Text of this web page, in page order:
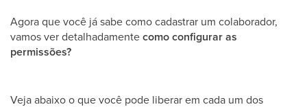
Agora que você já sabe como cadastrar um colaborador,
vamos ver detalhadamentecomo configurar as
permissões?
Veja abaixo o que você pode liberar em cada um dos